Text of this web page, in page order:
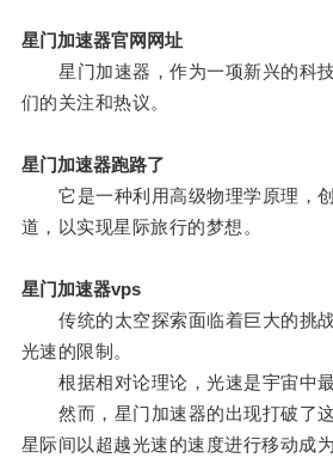
星门加速器官网网址
星门加速器，作为一项新兴的科技
们的关注和热议。
星门加速器跑路了
它是一种利用高级物理学原理，创
道，以实现星际旅行的梦想。
星门加速器vps
传统的太空探索面临着巨大的挑战
光速的限制。
根据相对论理论，光速是宇宙中最
然而，星门加速器的出现打破了这
星际间以超越光速的速度进行移动成为